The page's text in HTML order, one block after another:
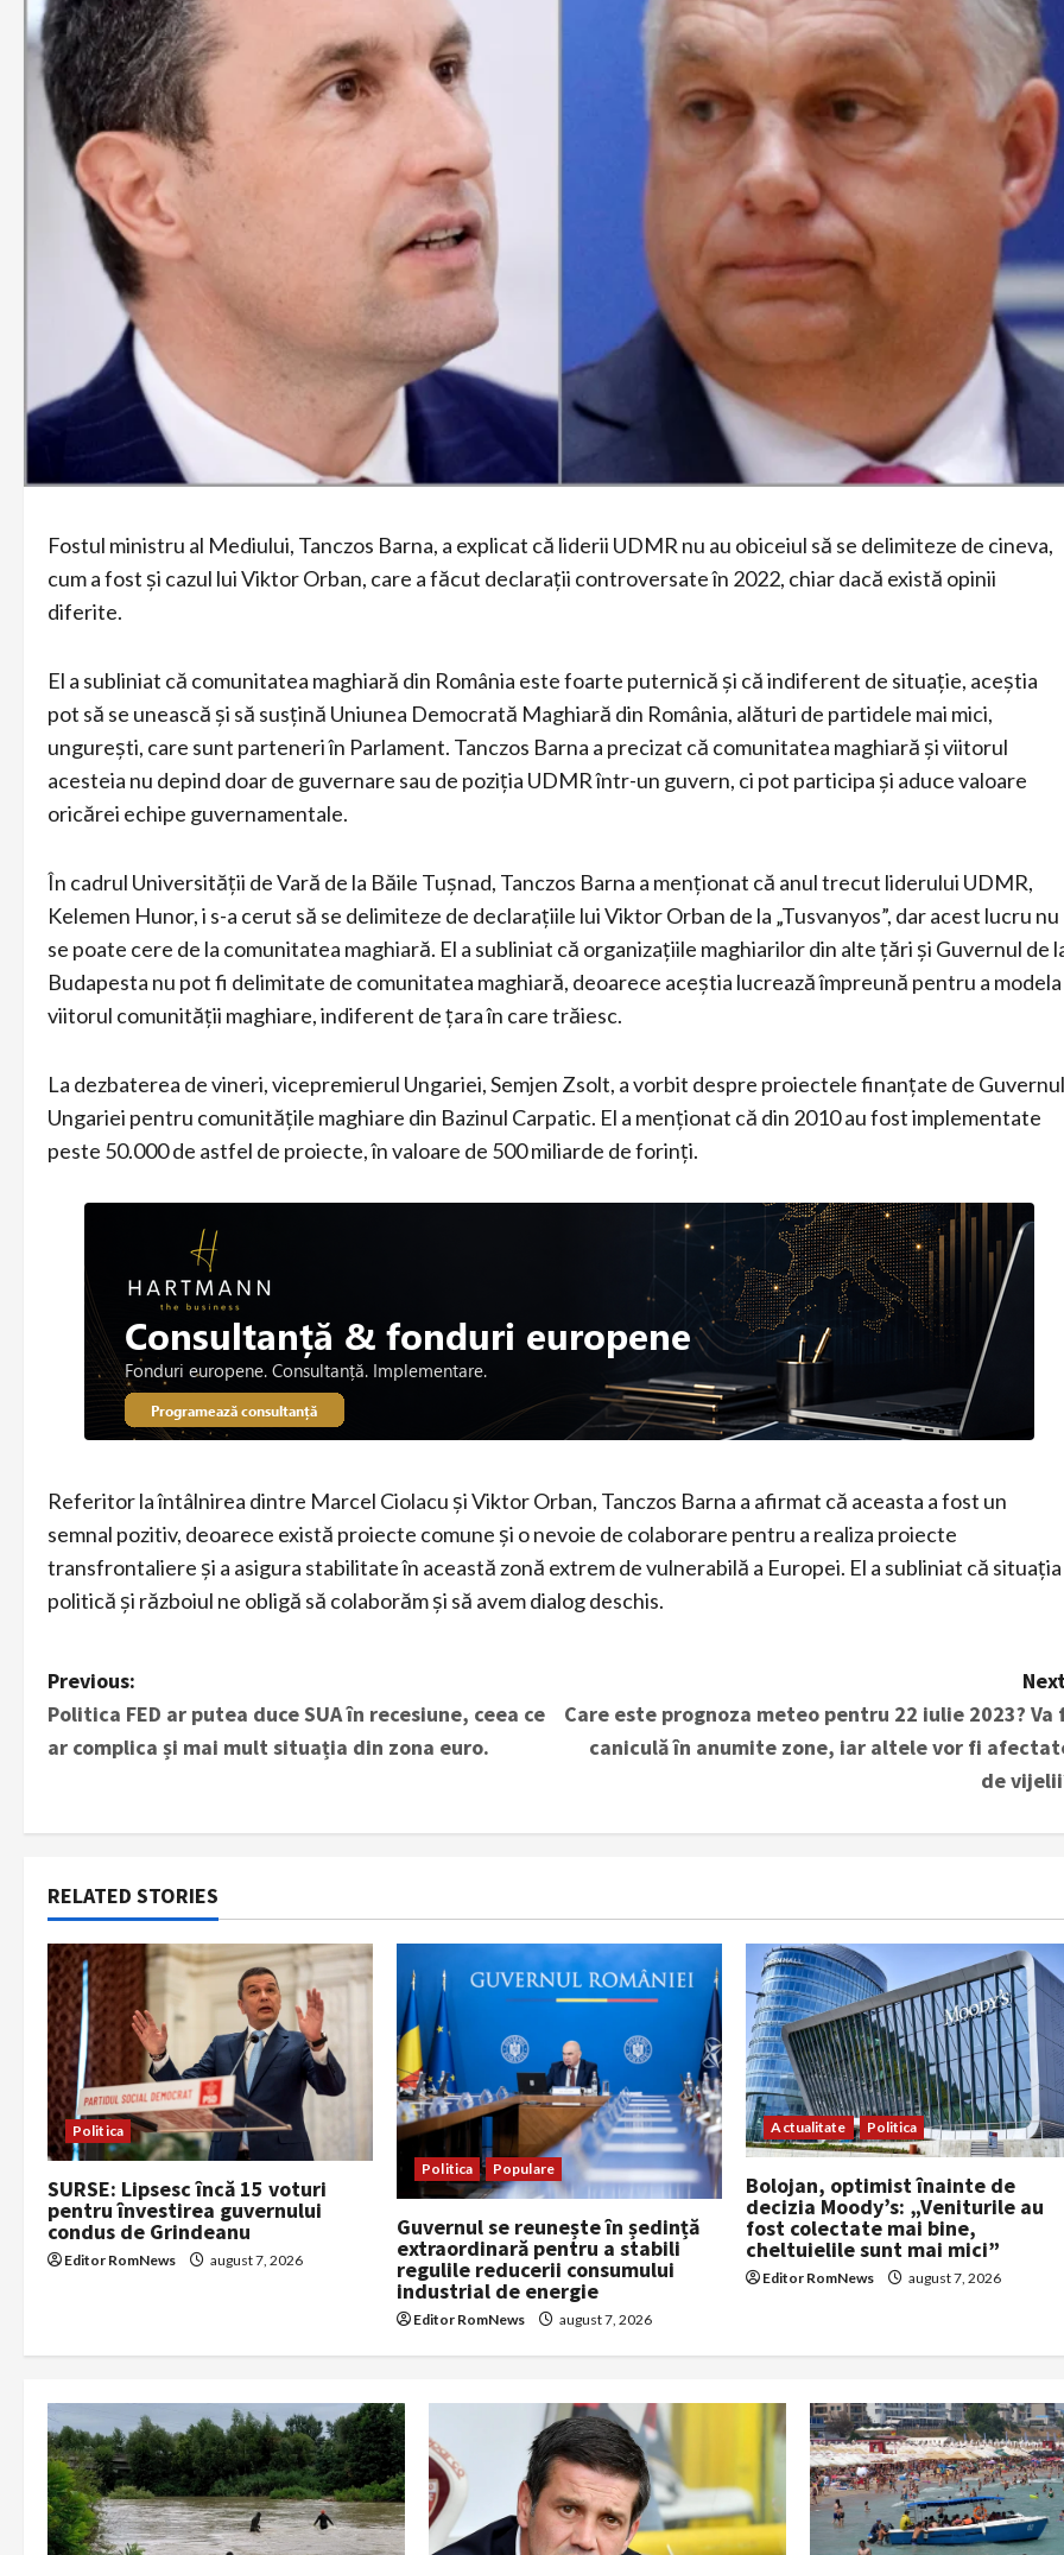
Fostul ministru al Mediului, Tanczos Barna, a explicat că liderii UDMR nu au obiceiul să se delimiteze de cineva,
cum a fost și cazul lui Viktor Orban, care a făcut declarații controversate în 2022, chiar dacă există opinii
diferite.
El a subliniat că comunitatea maghiară din România este foarte puternică și că indiferent de situație, aceștia
pot să se unească și să susțină Uniunea Democrată Maghiară din România, alături de partidele mai mici,
ungurești, care sunt parteneri în Parlament. Tanczos Barna a precizat că comunitatea maghiară și viitorul
acesteia nu depind doar de guvernare sau de poziția UDMR într-un guvern, ci pot participa și aduce valoare
oricărei echipe guvernamentale.
În cadrul Universității de Vară de la Băile Tușnad, Tanczos Barna a menționat că anul trecut liderului UDMR,
Kelemen Hunor, i s-a cerut să se delimiteze de declarațiile lui Viktor Orban de la „Tusvanyos”, dar acest lucru nu
se poate cere de la comunitatea maghiară. El a subliniat că organizațiile maghiarilor din alte țări și Guvernul de
Budapesta nu pot fi delimitate de comunitatea maghiară, deoarece aceștia lucrează împreună pentru a modela
viitorul comunității maghiare, indiferent de țara în care trăiesc.
La dezbaterea de vineri, vicepremierul Ungariei, Semjen Zsolt, a vorbit despre proiectele finanțate de Guvernul
Ungariei pentru comunitățile maghiare din Bazinul Carpatic. El a menționat că din 2010 au fost implementate
peste 50.000 de astfel de proiecte, în valoare de 500 miliarde de forinți.
Referitor la întâlnirea dintre Marcel Ciolacu și Viktor Orban, Tanczos Barna a afirmat că aceasta a fost un
semnal pozitiv, deoarece există proiecte comune și o nevoie de colaborare pentru a realiza proiecte
transfrontaliere și a asigura stabilitate în această zonă extrem de vulnerabilă a Europei. El a subliniat că situația
politică și războiul ne obligă să colaborăm și să avem dialog deschis.
P
o
t
n
a
v
i
g
a
t
i
Previous:
Politica FED ar putea duce SUA în recesiune, ceea ce
ar complica și mai mult situația din zona euro.
Care este prognoza meteo pentru 22 iulie 2023? Va
caniculă în anumite zone, iar altele vor fi
de
RELATED STORIES
Politica
SURSE: Lipsesc încă 15 voturi
pentru învestirea guvernului
condus de Grindeanu
Editor RomNews august 7, 2026
Politica Populare
Guvernul se reunește în ședință
extraordinară pentru a stabili
regulile reducerii consumului
industrial de energie
Editor RomNews august 7, 2026
Actualitate Politica
Bolojan, optimist înainte de
decizia Moody’s: „Veniturile au
fost colectate mai bine,
cheltuielile sunt mai mici”
Editor RomNews august 7, 2026